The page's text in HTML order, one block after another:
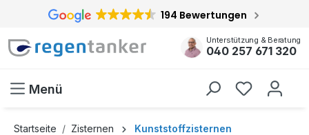
springen 194 Bewertungen
Unterstützung & Beratung
040 257 671 320
Menü
Startseite Zisternen Kunststoffzisternen